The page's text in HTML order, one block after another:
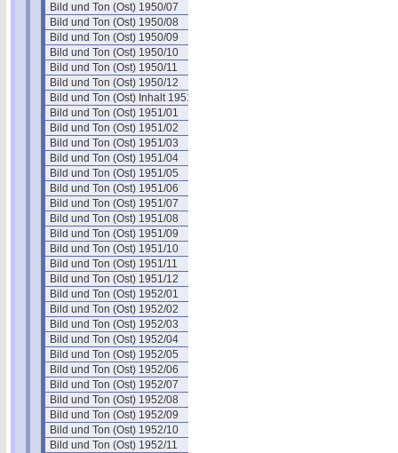
Bild und Ton (Ost) 1950/07
Bild und Ton (Ost) 1950/08
Bild und Ton (Ost) 1950/09
Bild und Ton (Ost) 1950/10
Bild und Ton (Ost) 1950/11
Bild und Ton (Ost) 1950/12
Bild und Ton (Ost) Inhalt 1951
Bild und Ton (Ost) 1951/01
Bild und Ton (Ost) 1951/02
Bild und Ton (Ost) 1951/03
Bild und Ton (Ost) 1951/04
Bild und Ton (Ost) 1951/05
Bild und Ton (Ost) 1951/06
Bild und Ton (Ost) 1951/07
Bild und Ton (Ost) 1951/08
Bild und Ton (Ost) 1951/09
Bild und Ton (Ost) 1951/10
Bild und Ton (Ost) 1951/11
Bild und Ton (Ost) 1951/12
Bild und Ton (Ost) 1952/01
Bild und Ton (Ost) 1952/02
Bild und Ton (Ost) 1952/03
Bild und Ton (Ost) 1952/04
Bild und Ton (Ost) 1952/05
Bild und Ton (Ost) 1952/06
Bild und Ton (Ost) 1952/07
Bild und Ton (Ost) 1952/08
Bild und Ton (Ost) 1952/09
Bild und Ton (Ost) 1952/10
Bild und Ton (Ost) 1952/11